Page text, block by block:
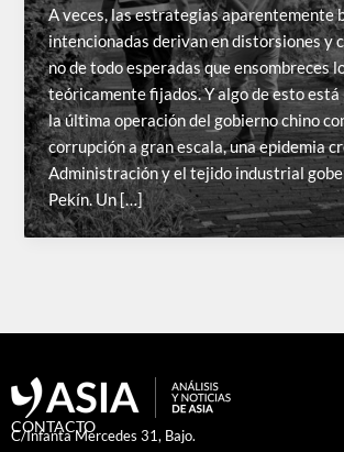
A veces, las estrategias aparentemente
intencionadas derivan en distorsiones y
no de todo esperadas que ensombreces
teóricamente fijados. Y algo de esto está
la última operación del gobierno chino
corrupción a gran escala, una epidemia
Administración y el tejido industrial
Pekín. Un […]
CONTACTO
C/Infanta Mercedes 31, Bajo.